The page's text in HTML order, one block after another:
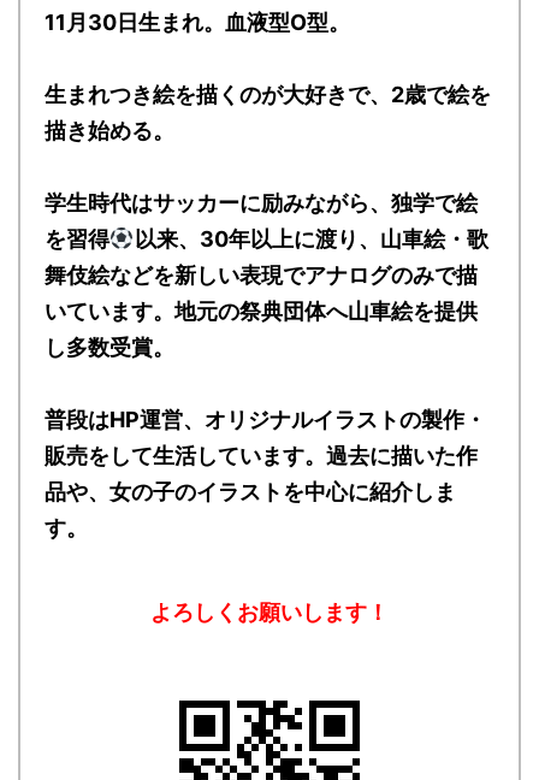
11月30日生まれ。血液型O型。
生まれつき絵を描くのが大好きで、2歳で絵を
描き始める。
学生時代はサッカーに励みながら、独学で絵
を習得
以来、30年以上に渡り、山車絵・歌
舞伎絵などを新しい表現でアナログのみで描
いています。地元の祭典団体へ山車絵を提供
し多数受賞。
普段はHP運営、オリジナルイラストの製作・
販売をして生活しています。過去に描いた作
品や、女の子のイラストを中心に紹介しま
す。
よろしくお願いします！